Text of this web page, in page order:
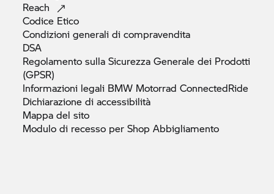
Reach
Codice Etico
Condizioni generali dicompravendita
DSA
Regolamento sulla Sicurezza Generale dei Prodotti
(GPSR)
Informazioni legali BMW Motorrad ConnectedRide
Dichiarazione diaccessibilità
Mappa delsito
Modulo di recesso per ShopAbbigliamento